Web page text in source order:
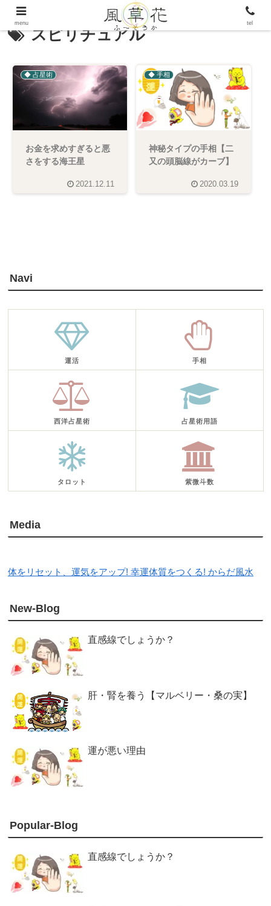
スピリチュアル
◆ 占星術
お金を求めすぎると悪
さをする海王星
2021.12.11
◆ 手相
神秘タイプの手相【二
又の頭脳線がカーブ】
2020.03.19
Navi
運活 手相
西洋占星術 占星術用語
タロット 紫微斗数
Media
体をリセット、運気をアップ! 幸運体質をつくる! からだ風水
New-Blog
直感線でしょうか？
肝・腎を養う【マルベリー・桑の実】
運が悪い理由
Popular-Blog
直感線でしょうか？
menu tel